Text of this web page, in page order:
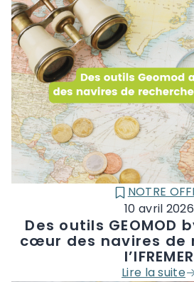
Des outils GEOMOD
cœur des navires de
l’IFREMER
Lire la suite
CATÉGORIE :
NOTRE
10 avril 2026